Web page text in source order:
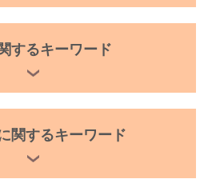
するキーワード
関するキーワード